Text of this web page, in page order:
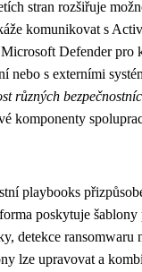
stran rozšiřuje
komunikovat s
Defender pro
nebo s externími
různých
komponenty
playbooks
poskytuje šablony
detekce ransomwaru
lze upravovat a